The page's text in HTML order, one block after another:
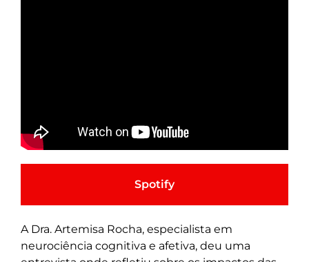
Spotify
A Dra. Artemisa Rocha, especialista em
neurociência cognitiva e afetiva, deu uma